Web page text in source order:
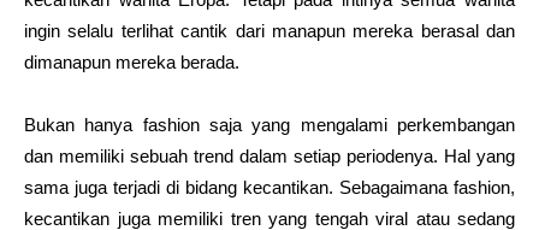
ingin selalu terlihat cantik dari manapun mereka berasal dan
dimanapun mereka berada.
Bukan hanya fashion saja yang mengalami perkembangan
dan memiliki sebuah trend dalam setiap periodenya. Hal yang
sama juga terjadi di bidang kecantikan. Sebagaimana fashion,
kecantikan juga memiliki tren yang tengah viral atau sedang